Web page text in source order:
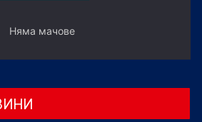
Няма мачове